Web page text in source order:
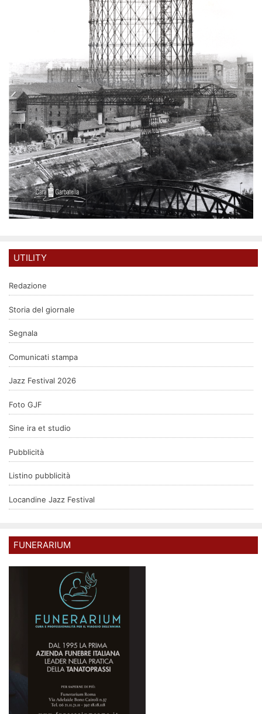
UTILITY
Redazione
Storia del giornale
Segnala
Comunicati stampa
Jazz Festival 2026
Foto GJF
Sine ira et studio
Pubblicità
Listino pubblicità
Locandine Jazz Festival
FUNERARIUM